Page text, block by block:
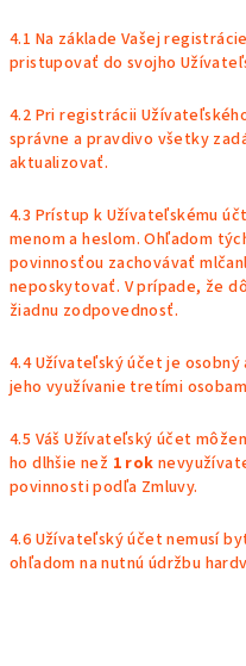
4.1 Na základe Vašej
pristupovať do svojho
4.2 Pri registrácii
správne a pravdivo všetky
aktualizovať.
4.3 Prístup k Užívateľskému
menom a heslom. Ohľadom
povinnosťou zachovávať
neposkytovať. V prípade, že
žiadnu zodpovednosť.
4.4 Užívateľský účet je
jeho využívanie tretími
4.5 Váš Užívateľský účet
ho dlhšie než 1 rok
povinnosti podľa Zmluvy.
4.6 Užívateľský účet nemusí
ohľadom na nutnú údržbu